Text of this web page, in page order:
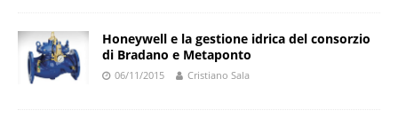
Honeywell e la gestione idrica del consorzio
di Bradano e Metaponto
06/11/2015 Cristiano Sala